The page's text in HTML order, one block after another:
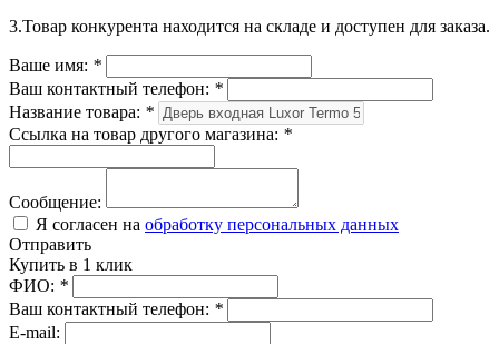
3.Товар конкурента находится на складе и доступен для заказа.
Ваше имя: *
Ваш контактный телефон: *
Название товара: *
Ссылка на товар другого магазина: *
Сообщение:
Я согласен на обработку персональных данных
Отправить
Купить в 1 клик
ФИО: *
Ваш контактный телефон: *
E-mail: